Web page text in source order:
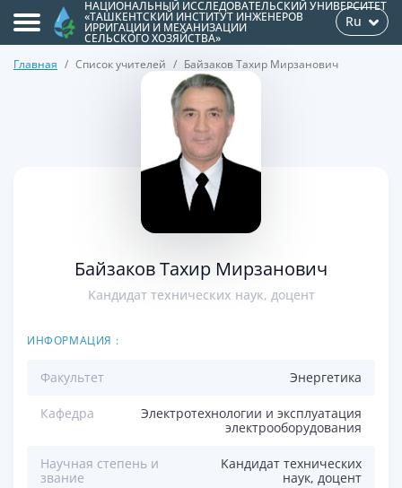
НАЦИОНАЛЬНЫЙ ИССЛЕДОВАТЕЛЬСКИЙ УНИВЕРСИТЕТ
«ТАШКЕНТСКИЙ ИНСТИТУТ ИНЖЕНЕРОВ
ИРРИГАЦИИ И МЕХАНИЗАЦИИ
СЕЛЬСКОГО ХОЗЯЙСТВА»
Ru
Главная Список учителей Байзаков Тахир Мирзанович
Байзаков Тахир Мирзанович
Kандидат технических наук, доцент
ИНФОРМАЦИЯ :
Факультет Энергетикa
Кафедра
Электротехнологии и эксплуатация
электрооборудования
Научная степень и
звание
Kандидат технических
наук, доцент